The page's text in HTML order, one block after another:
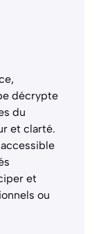
décrypte
du
et clarté.
et
ou